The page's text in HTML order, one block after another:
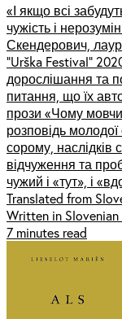
«І якщо всі
чужість і
Скендерович,
“Urška Festival”
дорослішання та
питання, що їх
прози «Чому
розповідь
сорому, наслідків
відчуження та
чужий і «тут», і
Translated from
Written in
7 minutes read